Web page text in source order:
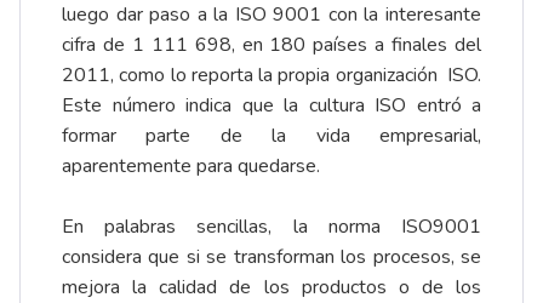
luego dar paso a la ISO 9001 con la interesante
cifra de 1 111 698, en 180 países a finales del
2011, como lo reporta la propia organización ISO.
Este número indica que la cultura ISO entró a
formar parte de la vida empresarial,
aparentemente para quedarse.
En palabras sencillas, la norma ISO9001
considera que si se transforman los procesos, se
mejora la calidad de los productos o de los